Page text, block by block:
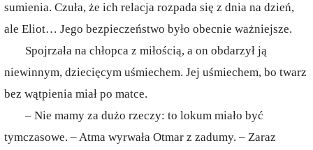
sumienia. Czuła, że ich relacja rozpada się z dnia na dzień,
ale Eliot… Jego bezpieczeństwo było obecnie ważniejsze.
Spojrzała na chłopca z miłością, a on obdarzył ją
niewinnym, dziecięcym uśmiechem. Jej uśmiechem, bo twarz
bez wątpienia miał po matce.
– Nie mamy za dużo rzeczy: to lokum miało być
tymczasowe. – Atma wyrwała Otmar z zadumy. – Zaraz